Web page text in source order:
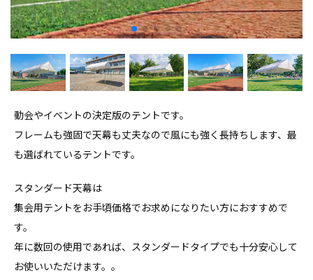
動会やイベントの決定版のテントです。
フレームも強固で天幕も丈夫なので風にも強く長持ちします、最
も選ばれているテントです。
スタンダード天幕は
集会用テントをお手頃価格でお求めになりたい方におすすめで
す。
年に数回の使用であれば、スタンダードタイプでも十分安心して
お使いいただけます。。